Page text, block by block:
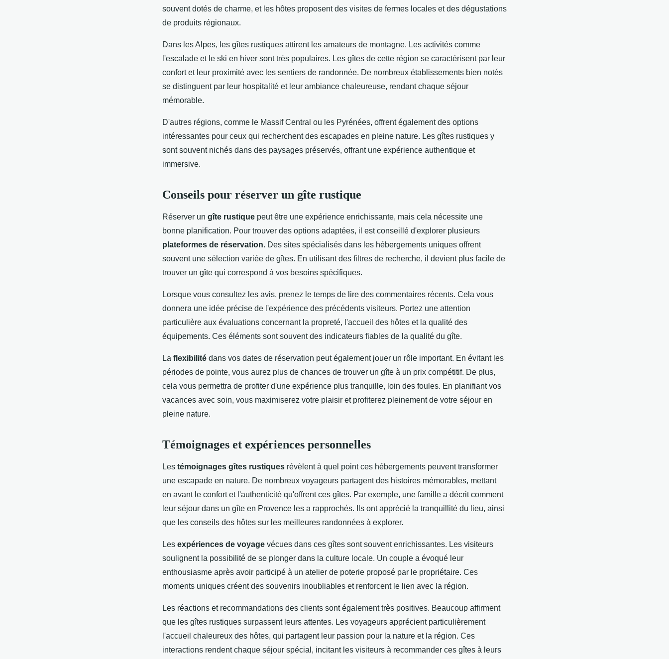
souvent dotés de charme, et les hôtes proposent des visites de fermes locales et des dégustations
de produits régionaux.
Dans les Alpes, les gîtes rustiques attirent les amateurs de montagne. Les activités comme
l'escalade et le ski en hiver sont très populaires. Les gîtes de cette région se caractérisent par leur
confort et leur proximité avec les sentiers de randonnée. De nombreux établissements bien notés
se distinguent par leur hospitalité et leur ambiance chaleureuse, rendant chaque séjour
mémorable.
D'autres régions, comme le Massif Central ou les Pyrénées, offrent également des options
intéressantes pour ceux qui recherchent des escapades en pleine nature. Les gîtes rustiques y
sont souvent nichés dans des paysages préservés, offrant une expérience authentique et
immersive.
Conseils pour réserver un gîte rustique
Réserver un gîte rustique peut être une expérience enrichissante, mais cela nécessite une
bonne planification. Pour trouver des options adaptées, il est conseillé d'explorer plusieurs
plateformes de réservation. Des sites spécialisés dans les hébergements uniques offrent
souvent une sélection variée de gîtes. En utilisant des filtres de recherche, il devient plus facile de
trouver un gîte qui correspond à vos besoins spécifiques.
Lorsque vous consultez les avis, prenez le temps de lire des commentaires récents. Cela vous
donnera une idée précise de l'expérience des précédents visiteurs. Portez une attention
particulière aux évaluations concernant la propreté, l'accueil des hôtes et la qualité des
équipements. Ces éléments sont souvent des indicateurs fiables de la qualité du gîte.
La flexibilité dans vos dates de réservation peut également jouer un rôle important. En évitant les
périodes de pointe, vous aurez plus de chances de trouver un gîte à un prix compétitif. De plus,
cela vous permettra de profiter d'une expérience plus tranquille, loin des foules. En planifiant vos
vacances avec soin, vous maximiserez votre plaisir et profiterez pleinement de votre séjour en
pleine nature.
Témoignages et expériences personnelles
Les témoignages gîtes rustiques révèlent à quel point ces hébergements peuvent transformer
une escapade en nature. De nombreux voyageurs partagent des histoires mémorables, mettant
en avant le confort et l'authenticité qu'offrent ces gîtes. Par exemple, une famille a décrit comment
leur séjour dans un gîte en Provence les a rapprochés. Ils ont apprécié la tranquillité du lieu, ainsi
que les conseils des hôtes sur les meilleures randonnées à explorer.
Les expériences de voyage vécues dans ces gîtes sont souvent enrichissantes. Les visiteurs
soulignent la possibilité de se plonger dans la culture locale. Un couple a évoqué leur
enthousiasme après avoir participé à un atelier de poterie proposé par le propriétaire. Ces
moments uniques créent des souvenirs inoubliables et renforcent le lien avec la région.
Les réactions et recommandations des clients sont également très positives. Beaucoup affirment
que les gîtes rustiques surpassent leurs attentes. Les voyageurs apprécient particulièrement
l'accueil chaleureux des hôtes, qui partagent leur passion pour la nature et la région. Ces
interactions rendent chaque séjour spécial, incitant les visiteurs à recommander ces gîtes à leurs